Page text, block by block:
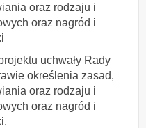
oraz rodzaju i
oraz nagród i
uchwały Rady
określenia zasad,
oraz rodzaju i
oraz nagród i